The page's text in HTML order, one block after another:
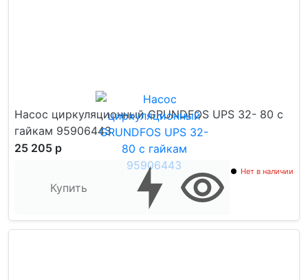
Насос циркуляционный GRUNDFOS UPS 32- 80 с
гайкам 95906443
25 205 р
Купить
Нет в наличии